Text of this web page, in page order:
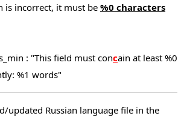
is incorrect, it must be %0 characters
: "This field must concain at least %0
%1 words"
updated Russian language file in the